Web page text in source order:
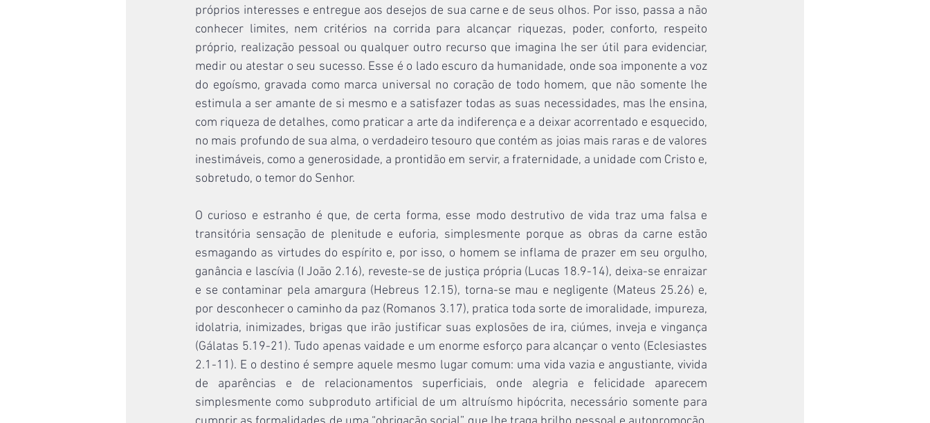
próprios interesses e entregue aos desejos de sua carne e de seus olhos. Por isso, passa a não
conhecer limites, nem critérios na corrida para alcançar riquezas, poder, conforto, respeito
próprio, realização pessoal ou qualquer outro recurso que imagina lhe ser útil para evidenciar,
medir ou atestar o seu sucesso. Esse é o lado escuro da humanidade, onde soa imponente a voz
do egoísmo, gravada como marca universal no coração de todo homem, que não somente lhe
estimula a ser amante de si mesmo e a satisfazer todas as suas necessidades, mas lhe ensina,
com riqueza de detalhes, como praticar a arte da indiferença e a deixar acorrentado e esquecido,
no mais profundo de sua alma, o verdadeiro tesouro que contém as joias mais raras e de valores
inestimáveis, como a generosidade, a prontidão em servir, a fraternidade, a unidade com Cristo e,
sobretudo, o temor do Senhor.
O curioso e estranho é que, de certa forma, esse modo destrutivo de vida traz uma falsa e
transitória sensação de plenitude e euforia, simplesmente porque as obras da carne estão
esmagando as virtudes do espírito e, por isso, o homem se inflama de prazer em seu orgulho,
ganância e lascívia (I João 2.16), reveste-se de justiça própria (Lucas 18.9-14), deixa-se enraizar
e se contaminar pela amargura (Hebreus 12.15), torna-se mau e negligente (Mateus 25.26) e,
por desconhecer o caminho da paz (Romanos 3.17), pratica toda sorte de imoralidade, impureza,
idolatria, inimizades, brigas que irão justificar suas explosões de ira, ciúmes, inveja e vingança
(Gálatas 5.19-21). Tudo apenas vaidade e um enorme esforço para alcançar o vento (Eclesiastes
2.1-11). E o destino é sempre aquele mesmo lugar comum: uma vida vazia e angustiante, vivida
de aparências e de relacionamentos superficiais, onde alegria e felicidade aparecem
simplesmente como subproduto artificial de um altruísmo hipócrita, necessário somente para